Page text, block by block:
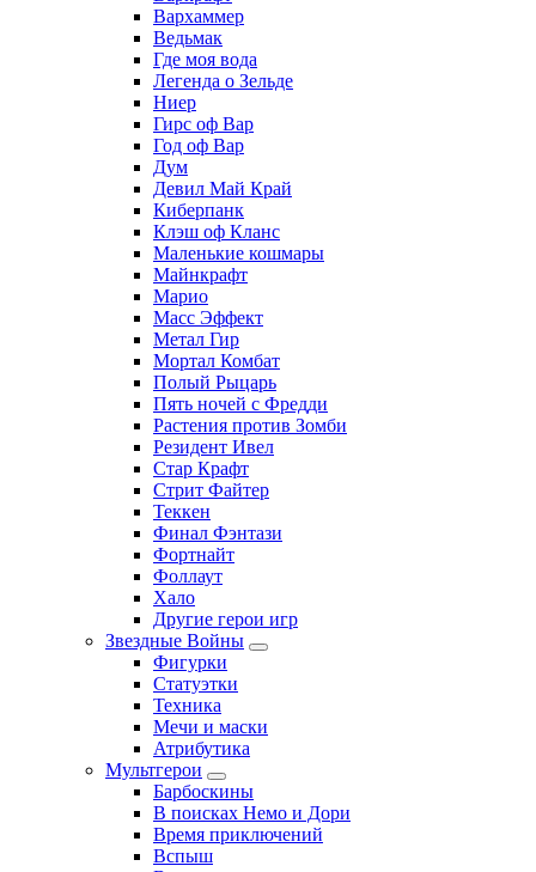
Вархаммер
Ведьмак
Где моя вода
Легенда о Зельде
Ниер
Гирс оф Вар
Год оф Вар
Дум
Девил Май Край
Киберпанк
Клэш оф Кланс
Маленькие кошмары
Майнкрафт
Марио
Масс Эффект
Метал Гир
Мортал Комбат
Полый Рыцарь
Пять ночей с Фредди
Растения против Зомби
Резидент Ивел
Стар Крафт
Стрит Файтер
Теккен
Финал Фэнтази
Фортнайт
Фоллаут
Хало
Другие герои игр
Звездные Войны
Фигурки
Статуэтки
Техника
Мечи и маски
Атрибутика
Мультгерои
Барбоскины
В поисках Немо и Дори
Время приключений
Вспыш